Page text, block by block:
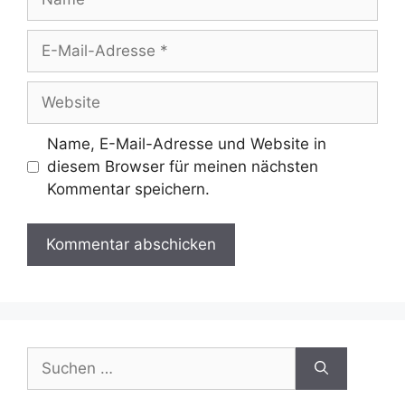
Mail-
Adresse
Name, E-Mail-Adresse und Website in
diesem Browser für meinen nächsten
Kommentar speichern.
Suchen
nach: